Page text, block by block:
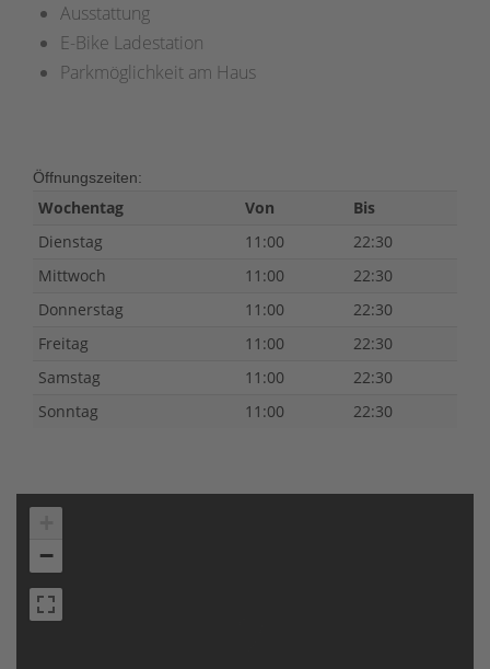
Ausstattung
E-Bike Ladestation
Parkmöglichkeit am Haus
Öffnungszeiten:
Wochentag Von
Bis
Dienstag
11:00
22:30
Mittwoch
11:00
22:30
Donnerstag
11:00
22:30
Freitag
11:00
22:30
Samstag
11:00
22:30
Sonntag
11:00 22:30
−